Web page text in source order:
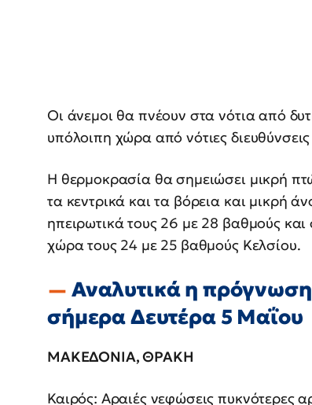
Οι άνεμοι θα πνέουν στα νότια από
υπόλοιπη χώρα από νότιες
Η θερμοκρασία θα σημειώσει μικρή
τα κεντρικά και τα βόρεια και μικρή
ηπειρωτικά τους 26 με 28 βαθμούς και
χώρα τους 24 με 25 βαθμούς Κελσίου.
Αναλυτικά η
σήμερα Δευτέρα 5 Μαΐου
ΜΑΚΕΔΟΝΙΑ, ΘΡΑΚΗ
Καιρός: Αραιές νεφώσεις πυκνότερες